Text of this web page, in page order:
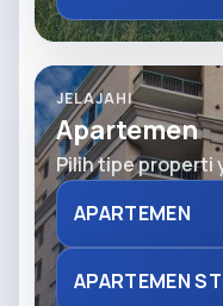
JELAJAHI
Apartemen
Pilih tipe properti
APARTEMEN
APARTEMEN